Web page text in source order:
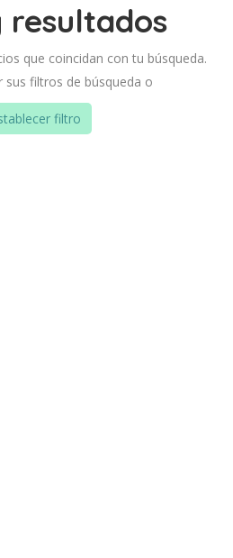
resultados
que coincidan con tu búsqueda.
sus filtros de búsqueda o
filtro